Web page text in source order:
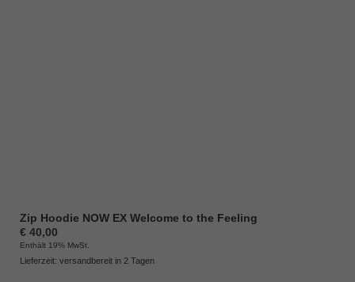
Zip Hoodie NOW EX Welcome to the Feeling
€40,00
Enthält 19% MwSt.
Lieferzeit: versandbereit in 2 Tagen